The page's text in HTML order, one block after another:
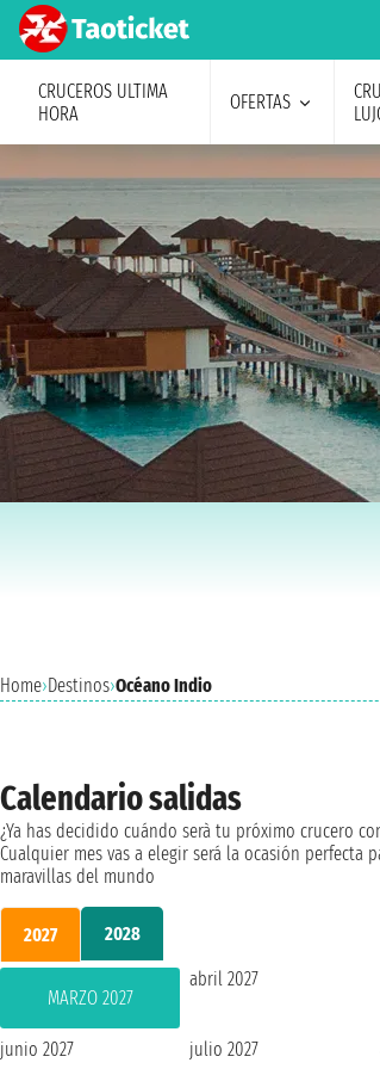
CRUCEROS ULTIMA
HORA
OFERTAS
Home›Destinos›Océano Indio
Calendario salidas
¿Ya has decidido cuándo serà tu próximo crucero
Cualquier mes vas a elegir será la ocasión perfecta
maravillas del mundo
2027 2028
MARZO 2027
abril 2027
junio 2027 julio 2027